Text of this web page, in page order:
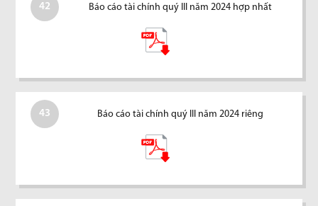
42 Báo cáo tài chính quý III năm 2024 hợp nhất
43 Báo cáo tài chính quý III năm 2024 riêng